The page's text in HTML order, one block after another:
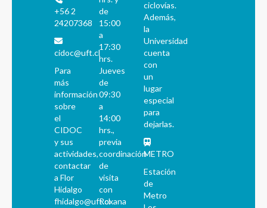
+56 2
24207368
cidoc@uft.cl
Para
más
información
sobre
el
CIDOC
y sus
actividades,
contactar
a Flor
Hidalgo
fhidalgo@uft.cl
de
15:00
a
17:30
hrs.
Jueves
de
09:30
a
14:00
hrs.,
previa
coordinación
de
visita
con
Roxana
ciclovías.
Además,
la
Universidad
cuenta
con
un
lugar
especial
para
dejarlas.
METRO
Estación
de
Metro